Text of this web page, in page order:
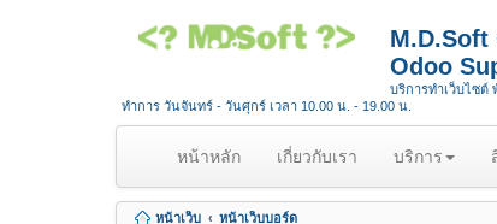
M.D.Soft
Odoo
บริการทำเว็บไซต์
ทำการ วันจันทร์ - วันศุกร์ เวลา 10.00 น. - 19.00 น.
หน้าหลัก(
u
เกี่ยวกับเรา บริการ
หน้าเว็บ หน้าเว็บบอร์ด